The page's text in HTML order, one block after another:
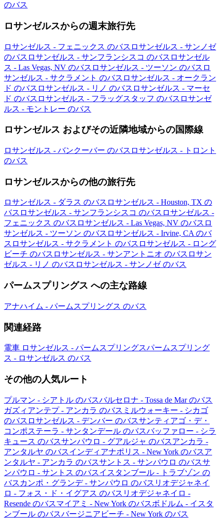
のバス
ロサンゼルスからの週末旅行先
ロサンゼルス - フェニックス のバス ロサンゼルス - サンノゼ
のバス ロサンゼルス - サンフランシスコ のバス ロサンゼル
ス - Las Vegas, NV のバス ロサンゼルス - ツーソン のバス ロ
サンゼルス - サクラメント のバス ロサンゼルス - オークラン
ド のバス ロサンゼルス - リノ のバス ロサンゼルス - マーセ
ド のバス ロサンゼルス - フラッグスタッフ のバス ロサンゼ
ルス - モントレー のバス
ロサンゼルス およびその近隣地域からの国際線
ロサンゼルス - バンクーバー のバス ロサンゼルス - トロント
のバス
ロサンゼルスからの他の旅行先
ロサンゼルス - ダラス のバス ロサンゼルス - Houston, TX の
バス ロサンゼルス - サンフランシスコ のバス ロサンゼルス -
フェニックス のバス ロサンゼルス - Las Vegas, NV のバス ロ
サンゼルス - ツーソン のバス ロサンゼルス - Irvine, CA のバ
ス ロサンゼルス - サクラメント のバス ロサンゼルス - ロング
ビーチ のバス ロサンゼルス - サンアントニオ のバス ロサン
ゼルス - リノ のバス ロサンゼルス - サンノゼ のバス
パームスプリングス への主な路線
アナハイム - パームスプリングス のバス
関連経路
電車 ロサンゼルス - パームスプリングスパームスプリング
ス - ロサンゼルス のバス
その他の人気ルート
プルマン - シアトル のバスバルセロナ - Tossa de Mar のバス
ガズィアンテプ - アンカラ のバス ミルウォーキー - シカゴ
のバス ロサンゼルス - デンバー のバスサンティアゴ・デ・
コンポステーラ - サンタンデール のバスバッファロー - シラ
キュース のバスサンパウロ - グアルジャ のバスアンカラ -
アンタルヤ のバスインディアナポリス - New York のバスア
ンタルヤ - アンカラ のバスサントス - サンパウロ のバスサ
ンパウロ - サントス のバスイスタンブール - トラブゾン の
バス カンポ・グランデ - サンパウロ のバス リオデジャネイ
ロ - フォス・ド・イグアス のバス リオデジャネイロ -
Resende のバスマイアミ - New York のバスボドルム - イスタ
ンブール のバスバージニアビーチ - New York のバス